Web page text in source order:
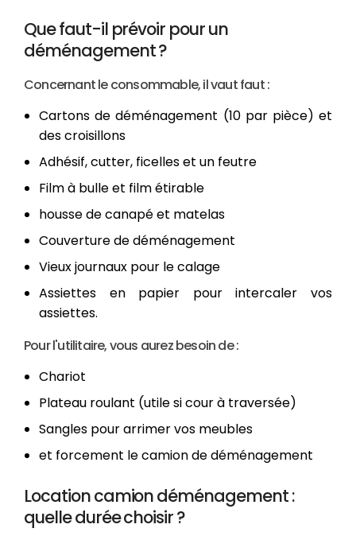
Que faut-il prévoir pour un
déménagement ?
Concernant le consommable, il vaut faut :
Cartons de déménagement (10 par pièce) et
des croisillons
Adhésif, cutter, ficelles et un feutre
Film à bulle et film étirable
housse de canapé et matelas
Couverture de déménagement
Vieux journaux pour le calage
Assiettes en papier pour intercaler vos
assiettes.
Pour l'utilitaire, vous aurez besoin de :
Chariot
Plateau roulant (utile si cour à traversée)
Sangles pour arrimer vos meubles
et forcement le camion de déménagement
Location camion déménagement :
quelle durée choisir ?